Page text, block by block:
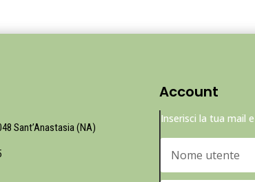
Sant’Anastasia (NA)
Account
Inserisci la tua mail